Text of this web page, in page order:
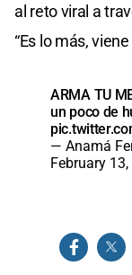
al reto viral a
“Es lo más,
ARMA TU
un poco de
— Anamá
February